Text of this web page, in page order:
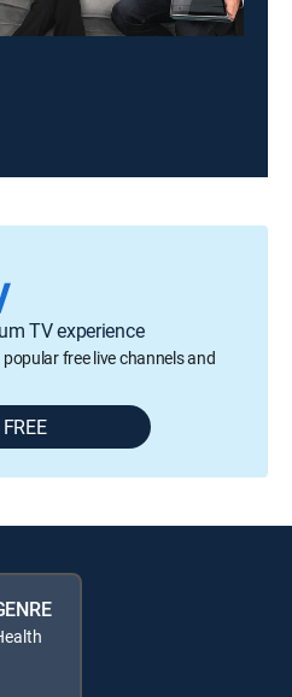
TV experience
free live channels and